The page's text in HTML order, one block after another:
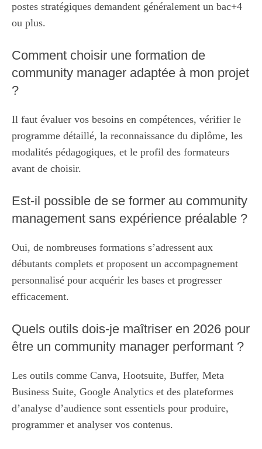
postes stratégiques demandent généralement un bac+4
ou plus.
Comment choisir une formation de
community manager adaptée à mon projet
?
Il faut évaluer vos besoins en compétences, vérifier le
programme détaillé, la reconnaissance du diplôme, les
modalités pédagogiques, et le profil des formateurs
avant de choisir.
Est-il possible de se former au community
management sans expérience préalable ?
Oui, de nombreuses formations s’adressent aux
débutants complets et proposent un accompagnement
personnalisé pour acquérir les bases et progresser
efficacement.
Quels outils dois-je maîtriser en 2026 pour
être un community manager performant ?
Les outils comme Canva, Hootsuite, Buffer, Meta
Business Suite, Google Analytics et des plateformes
d’analyse d’audience sont essentiels pour produire,
programmer et analyser vos contenus.